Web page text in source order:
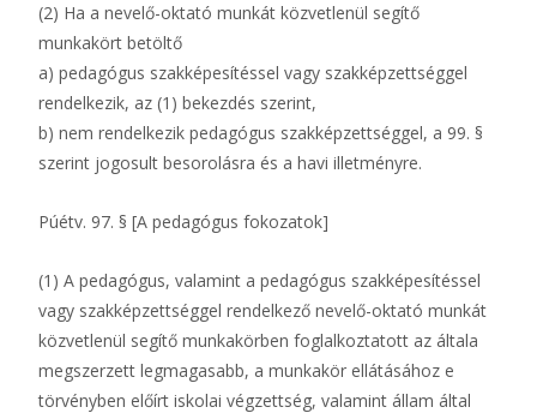
(2) Ha a nevelő-oktató munkát közvetlenül segítő
munkakört betöltő
a) pedagógus szakképesítéssel vagy szakképzettséggel
rendelkezik, az (1) bekezdés szerint,
b) nem rendelkezik pedagógus szakképzettséggel, a 99. §
szerint jogosult besorolásra és a havi illetményre.
Púétv. 97. § [A pedagógus fokozatok]
(1) A pedagógus, valamint a pedagógus szakképesítéssel
vagy szakképzettséggel rendelkező nevelő-oktató munkát
közvetlenül segítő munkakörben foglalkoztatott az általa
megszerzett legmagasabb, a munkakör ellátásához e
törvényben előírt iskolai végzettség, valamint állam által